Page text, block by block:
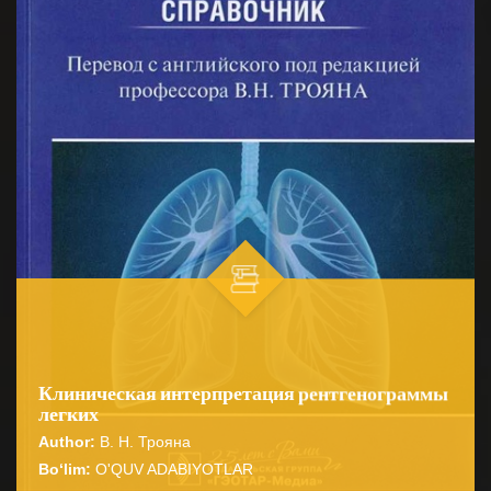
Клиническая интерпретация рентгенограммы
легких
Author: В. Н. Трояна
Bo‘lim: O'QUV ADABIYOTLAR